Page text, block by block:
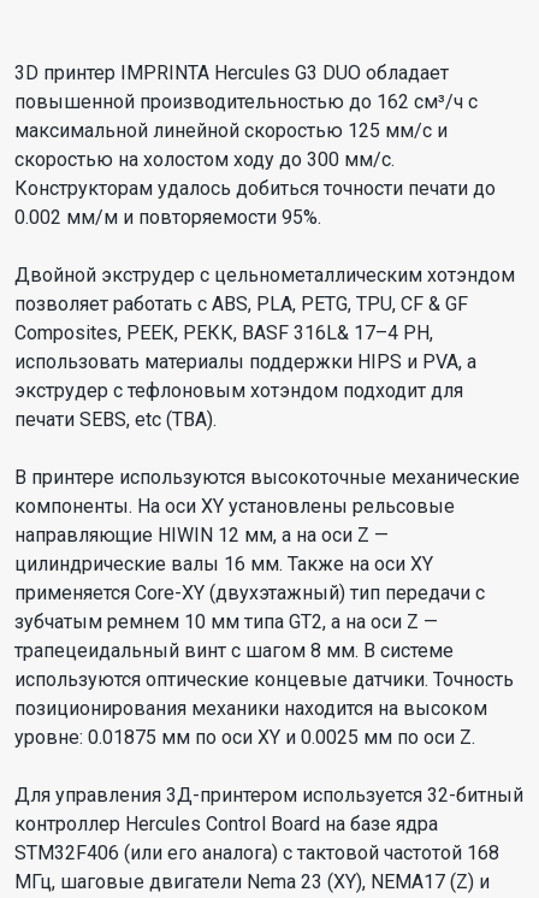
3D принтер IMPRINTA Hercules G3 DUO обладает
повышенной производительностью до 162 см³/ч с
максимальной линейной скоростью 125 мм/с и
скоростью на холостом ходу до 300 мм/с.
Конструкторам удалось добиться точности печати до
0.002 мм/м и повторяемости 95%.
Двойной экструдер с цельнометаллическим хотэндом
позволяет работать с ABS, PLA, PETG, TPU, CF & GF
Composites, РЕЕК, РЕКК, BASF 316L& 17–4 PH,
использовать материалы поддержки HIPS и PVA, а
экструдер с тефлоновым хотэндом подходит для
печати SEBS, etc (ТВА).
В принтере используются высокоточные механические
компоненты. На оси XY установлены рельсовые
направляющие HIWIN 12 мм, а на оси Z —
цилиндрические валы 16 мм. Также на оси XY
применяется Core-XY (двухэтажный) тип передачи с
зубчатым ремнем 10 мм типа GT2, а на оси Z —
трапецеидальный винт с шагом 8 мм. В системе
используются оптические концевые датчики. Точность
позиционирования механики находится на высоком
уровне: 0.01875 мм по оси XY и 0.0025 мм по оси Z.
Для управления 3Д-принтером используется 32-битный
контроллер Hercules Control Board на базе ядра
STM32F406 (или его аналога) с тактовой частотой 168
МГц, шаговые двигатели Nema 23 (XY), NEMA17 (Z) и